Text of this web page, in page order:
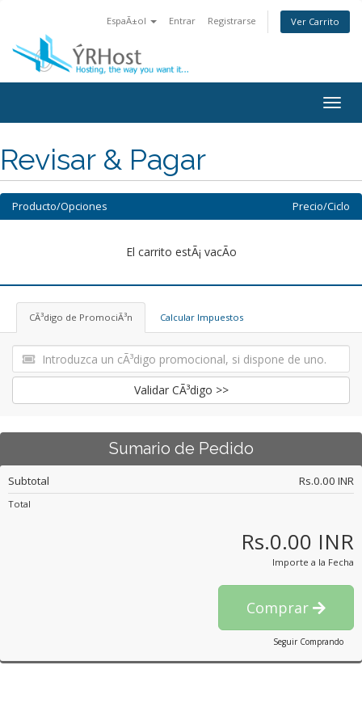
EspaÃ±ol Entrar Registrarse Ver Carrito
Revisar & Pagar
Producto/Opciones Precio/Ciclo
El carrito estÃ¡ vacÃ­o
CÃ³digo de PromociÃ³n Calcular Impuestos
Validar CÃ³digo >>
Sumario de Pedido
Subtotal Rs.0.00 INR
Total
Rs.0.00 INR
Importe a la Fecha
Comprar
Seguir Comprando